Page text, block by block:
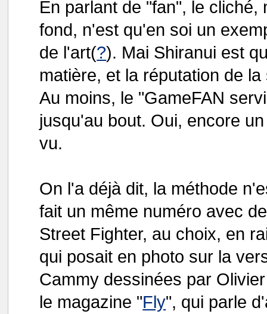
En parlant de "fan", le
fond, n'est qu'en soi un
de l'art(?). Mai Shiranui est
matière, et la réputation de
Au moins, le "GameFAN
jusqu'au bout. Oui, encore
vu.
On l'a déjà dit, la méthode
fait un même numéro avec
Street Fighter, au choix, en
qui posait en photo sur la
Cammy dessinées par
le magazine "Fly", qui parle